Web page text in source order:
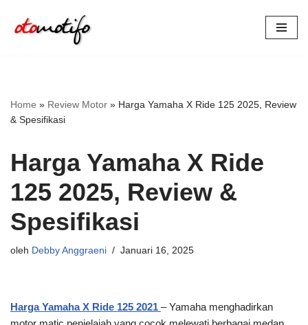
Lompat
Home » Review Motor » Harga Yamaha X Ride 125 2025, Review
& Spesifikasi
Harga Yamaha X Ride
125 2025, Review &
Spesifikasi
oleh Debby Anggraeni Januari 16, 2025
Harga Yamaha X Ride 125 2021 – Yamaha menghadirkan